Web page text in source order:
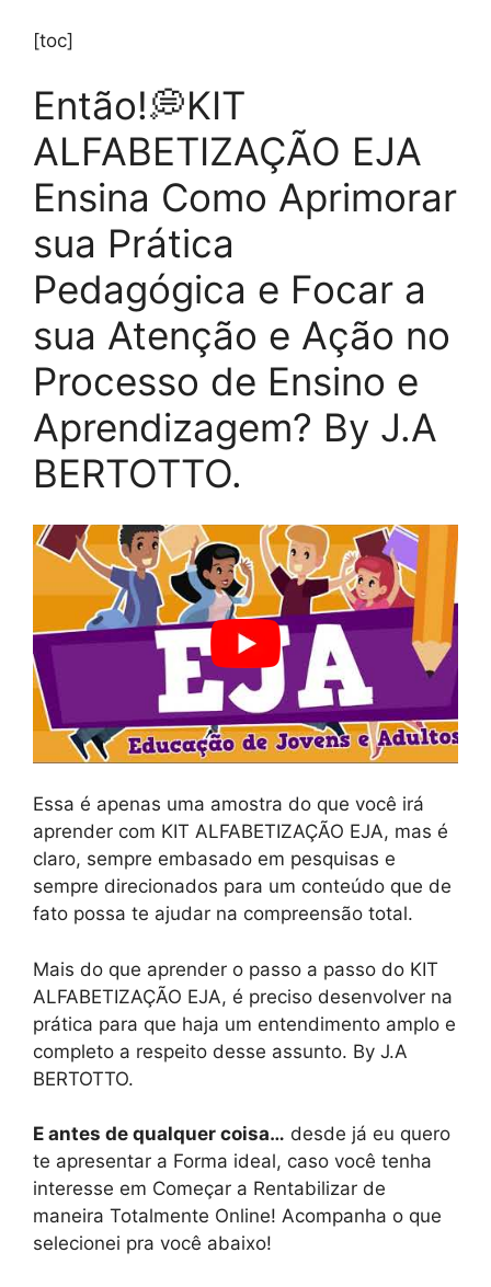
[toc]
Então!💭KIT
ALFABETIZAÇÃO EJA
Ensina Como Aprimorar
sua Prática
Pedagógica e Focar a
sua Atenção e Ação no
Processo de Ensino e
Aprendizagem? By J.A
BERTOTTO.
Essa é apenas uma amostra do que você irá
aprender com KIT ALFABETIZAÇÃO EJA, mas é
claro, sempre embasado em pesquisas e
sempre direcionados para um conteúdo que de
fato possa te ajudar na compreensão total.
Mais do que aprender o passo a passo do KIT
ALFABETIZAÇÃO EJA, é preciso desenvolver na
prática para que haja um entendimento amplo e
completo a respeito desse assunto. By J.A
BERTOTTO.
E antes de qualquer coisa… desde já eu quero
te apresentar a Forma ideal, caso você tenha
interesse em Começar a Rentabilizar de
maneira Totalmente Online! Acompanha o que
selecionei pra você abaixo!